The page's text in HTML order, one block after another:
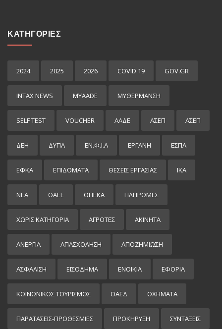
ΚΑΤΗΓΟΡΙΕΣ
2024 2025 2026 COVID 19 GOV.GR
INTAX NEWS MYAADE MYΘΈΡΜΑΝΣΗ
SELF TEST VOUCHER ΑΑΔΕ ΑΣΕΠ ΑΣΕΠ
ΔΕΗ ΔΥΠΑ ΕΝ.Φ.Ι.Α ΕΡΓΑΝΗ ΕΣΠΑ
ΕΦΚΑ ΕΠΙΔΌΜΑΤΑ ΘΕΣΕΙΣ ΕΡΓΑΣΙΑΣ ΙΚΑ
ΝΕΑ ΟΑΕΕ ΟΠΕΚΑ ΠΛΗΡΩΜΕΣ
ΧΩΡΊΣ ΚΑΤΗΓΟΡΊΑ ΑΓΡΟΤΕΣ ΑΚΙΝΗΤΑ
ΑΝΕΡΓΙΑ ΑΠΑΣΧΟΛΗΣΗ ΑΠΟΖΗΜΙΩΣΗ
ΑΣΦΑΛΙΣΗ ΕΙΣΌΔΗΜΑ ΕΝΟΙΚΙΑ ΕΦΟΡΙΑ
ΚΟΙΝΩΝΙΚΟΣ ΤΟΥΡΙΣΜΟΣ ΟΑΕΔ ΟΧΗΜΑΤΑ
ΠΑΡΑΤΑΣΕΙΣ-ΠΡΟΘΕΣΜΙΕΣ ΠΡΟΚΉΡΥΞΗ ΣΥΝΤΑΞΕΙΣ